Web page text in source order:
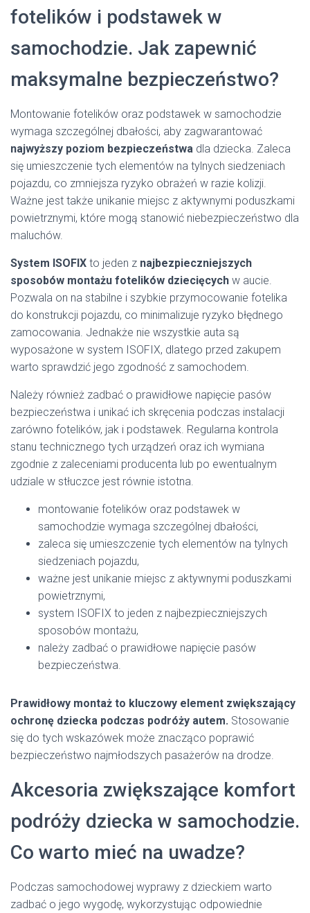
fotelików i podstawek w
samochodzie. Jak zapewnić
maksymalne bezpieczeństwo?
Montowanie fotelików oraz podstawek w samochodzie
wymaga szczególnej dbałości, aby zagwarantować
najwyższy poziom bezpieczeństwa dla dziecka. Zaleca
się umieszczenie tych elementów na tylnych siedzeniach
pojazdu, co zmniejsza ryzyko obrażeń w razie kolizji.
Ważne jest także unikanie miejsc z aktywnymi poduszkami
powietrznymi, które mogą stanowić niebezpieczeństwo dla
maluchów.
System ISOFIX to jeden z najbezpieczniejszych
sposobów montażu fotelików dziecięcych w aucie.
Pozwala on na stabilne i szybkie przymocowanie fotelika
do konstrukcji pojazdu, co minimalizuje ryzyko błędnego
zamocowania. Jednakże nie wszystkie auta są
wyposażone w system ISOFIX, dlatego przed zakupem
warto sprawdzić jego zgodność z samochodem.
Należy również zadbać o prawidłowe napięcie pasów
bezpieczeństwa i unikać ich skręcenia podczas instalacji
zarówno fotelików, jak i podstawek. Regularna kontrola
stanu technicznego tych urządzeń oraz ich wymiana
zgodnie z zaleceniami producenta lub po ewentualnym
udziale w stłuczce jest równie istotna.
montowanie fotelików oraz podstawek w
samochodzie wymaga szczególnej dbałości,
zaleca się umieszczenie tych elementów na tylnych
siedzeniach pojazdu,
ważne jest unikanie miejsc z aktywnymi poduszkami
powietrznymi,
system ISOFIX to jeden z najbezpieczniejszych
sposobów montażu,
należy zadbać o prawidłowe napięcie pasów
bezpieczeństwa.
Prawidłowy montaż to kluczowy element zwiększający
ochronę dziecka podczas podróży autem. Stosowanie
się do tych wskazówek może znacząco poprawić
bezpieczeństwo najmłodszych pasażerów na drodze.
Akcesoria zwiększające komfort
podróży dziecka w samochodzie.
Co warto mieć na uwadze?
Podczas samochodowej wyprawy z dzieckiem warto
zadbać o jego wygodę, wykorzystując odpowiednie